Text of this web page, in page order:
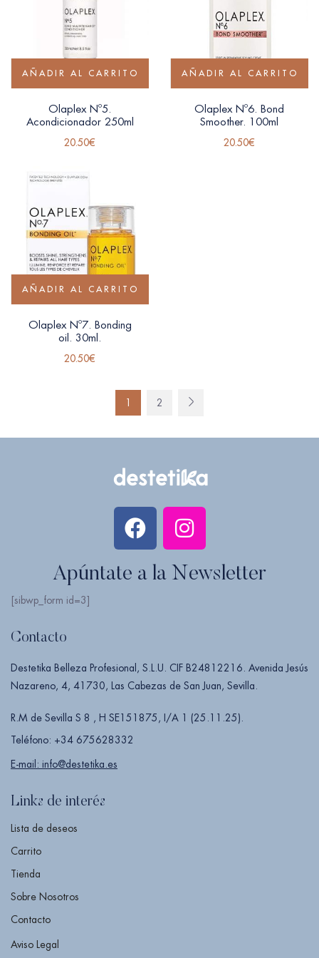
AÑADIR AL CARRITO
Olaplex Nº5.
Acondicionador 250ml
20.50€
AÑADIR AL CARRITO
Olaplex Nº6. Bond
Smoother. 100ml
20.50€
AÑADIR AL CARRITO
Olaplex Nº7. Bonding
oil. 30ml.
20.50€
1 2
Apúntate a la Newsletter
[sibwp_form id=3]
Contacto
Destetika Belleza Profesional, S.L.U. CIF B24812216. Avenida Jesús
Nazareno, 4, 41730, Las Cabezas de San Juan, Sevilla.
R.M de Sevilla S 8 , H SE151875, I/A 1 (25.11.25).
Teléfono: +34 675628332
E-mail: info@destetika.es
Links de interés
Lista de deseos
Carrito
Tienda
Sobre Nosotros
Contacto
Aviso Legal